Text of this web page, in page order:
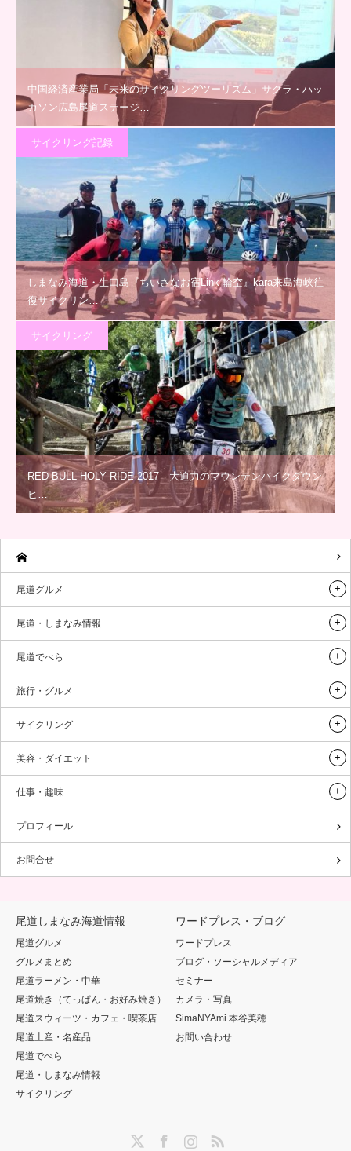
中国経済産業局「未来のサイクリングツーリズム」サクラ・ハッ
カソン広島尾道ステージ…
サイクリング記録
しまなみ海道・生口島『ちいさなお宿Link 輪空』kara来島海峡往
復サイクリン…
サイクリング
RED BULL HOLY RIDE 2017 大迫力のマウンテンバイクダウン
ヒ…
尾道グルメ
尾道・しまなみ情報
尾道でべら
旅行・グルメ
サイクリング
美容・ダイエット
仕事・趣味
プロフィール
お問合せ
尾道しまなみ海道情報
尾道グルメ
グルメまとめ
尾道ラーメン・中華
尾道焼き（てっぱん・お好み焼き）
尾道スウィーツ・カフェ・喫茶店
尾道土産・名産品
尾道でべら
尾道・しまなみ情報
サイクリング
ワードプレス・ブログ
ワードプレス
ブログ・ソーシャルメディア
セミナー
カメラ・写真
SimaNYAmi 本谷美穂
お問い合わせ
InstagramRSS